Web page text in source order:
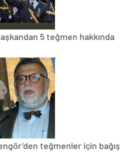
5 teğmen hakkında
teğmenler için bağış